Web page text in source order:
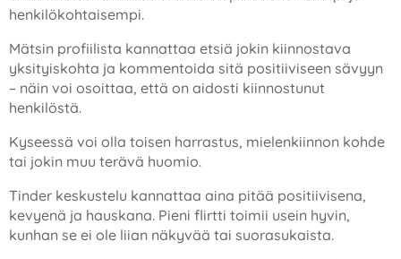
henkilökohtaisempi.
Mätsin profiilista kannattaa etsiä jokin kiinnostava
yksityiskohta ja kommentoida sitä positiiviseen sävyyn
– näin voi osoittaa, että on aidosti kiinnostunut
henkilöstä.
Kyseessä voi olla toisen harrastus, mielenkiinnon kohde
tai jokin muu terävä huomio.
Tinder keskustelu kannattaa aina pitää positiivisena,
kevyenä ja hauskana. Pieni flirtti toimii usein hyvin,
kunhan se ei ole liian näkyvää tai suorasukaista.